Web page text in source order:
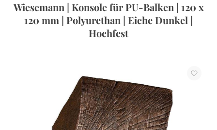
Wiesemann | Konsole für PU-Balken | 120 x
120 mm | Polyurethan | Eiche Dunkel |
Hochfest